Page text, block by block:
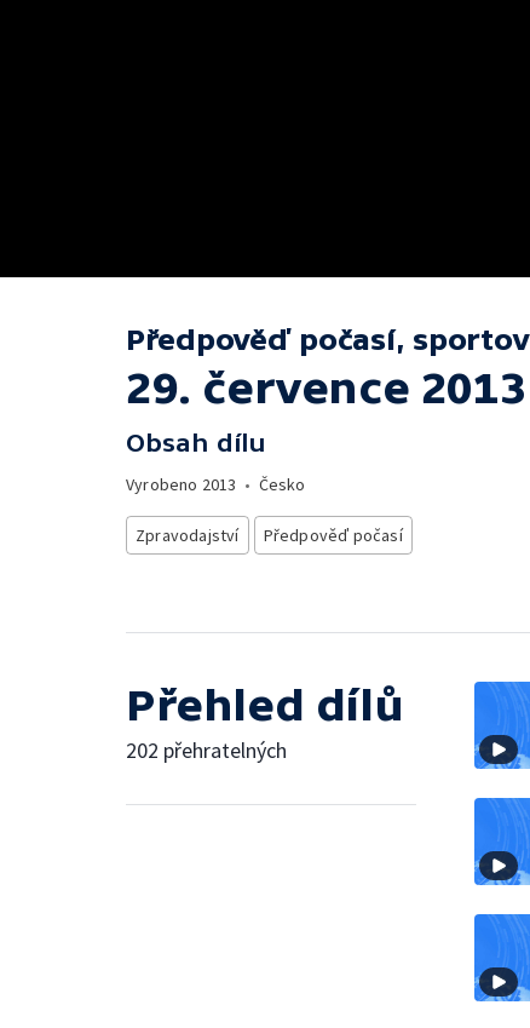
Předpověď počasí,
29. července 2013
Obsah dílu
Vyrobeno 2013 • Česko
Zpravodajství Předpověď počasí
Přehled dílů
202 přehratelných